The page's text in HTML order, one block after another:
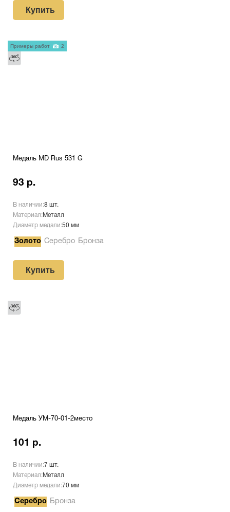
Купить
Медаль MD Rus 531 G
93 р.
В наличии:8 шт.
Материал:Металл
Диаметр медали:50 мм
Золото Серебро Бронза
Купить
Примеры работ 2
Медаль УМ-70-01-2место
101 р.
В наличии:7 шт.
Материал:Металл
Диаметр медали:70 мм
Серебро Бронза